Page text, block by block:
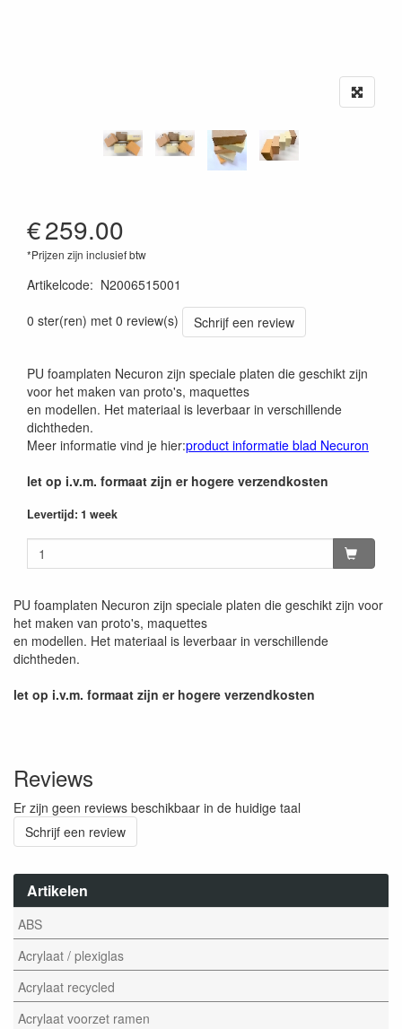
Artikelen
ABS
Acrylaat / plexiglas
Acrylaat recycled
Acrylaat voorzet ramen
€259.00
*Prijzen zijn inclusief btw
Artikelcode: N2006515001
0 ster(ren) met 0 review(s)
Schrijf een review
PU foamplaten Necuron zijn speciale platen die geschikt zijn
voor het maken van proto's, maquettes
en modellen. Het materiaal is leverbaar in verschillende
dichtheden.
Meer informatie vind je hier:product informatie blad Necuron
let op i.v.m. formaat zijn er hogere verzendkosten
Levertijd: 1 week
PU foamplaten Necuron zijn speciale platen die geschikt zijn voor
het maken van proto's, maquettes
en modellen. Het materiaal is leverbaar in verschillende
dichtheden.
let op i.v.m. formaat zijn er hogere verzendkosten
Reviews
Er zijn geen reviews beschikbaar in de huidige taal
Schrijf een review